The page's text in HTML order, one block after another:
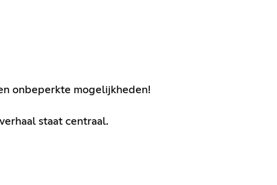
onbeperkte mogelijkheden!
staat centraal.